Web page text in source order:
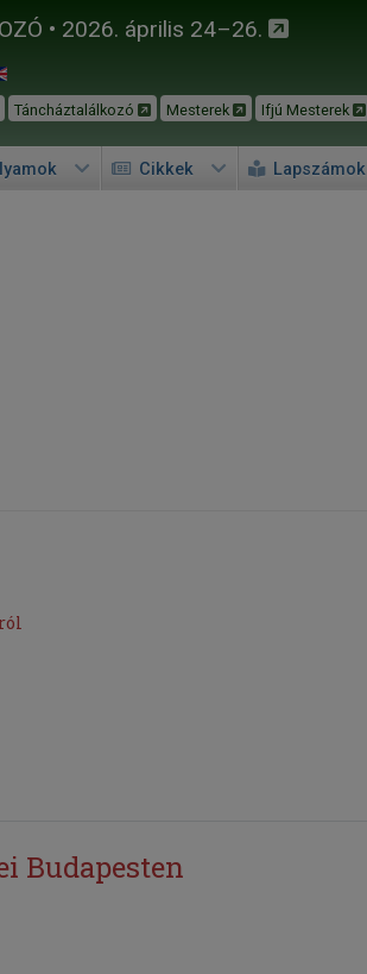
• 2026. április 24–26.
Táncháztalálkozó Mesterek Ifjú Mesterek
Cikkek Lapszámok
Budapesten